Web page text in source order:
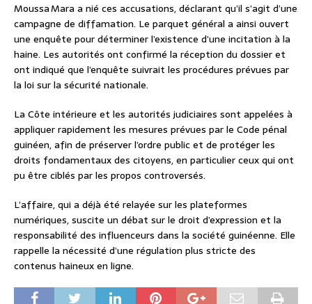
Moussa Mara a nié ces accusations, déclarant qu’il s’agit d’une
campagne de diffamation. Le parquet général a ainsi ouvert
une enquête pour déterminer l’existence d’une incitation à la
haine. Les autorités ont confirmé la réception du dossier et
ont indiqué que l’enquête suivrait les procédures prévues par
la loi sur la sécurité nationale.
La Côte intérieure et les autorités judiciaires sont appelées à
appliquer rapidement les mesures prévues par le Code pénal
guinéen, afin de préserver l’ordre public et de protéger les
droits fondamentaux des citoyens, en particulier ceux qui ont
pu être ciblés par les propos controversés.
L’affaire, qui a déjà été relayée sur les plateformes
numériques, suscite un débat sur le droit d’expression et la
responsabilité des influenceurs dans la société guinéenne. Elle
rappelle la nécessité d’une régulation plus stricte des
contenus haineux en ligne.